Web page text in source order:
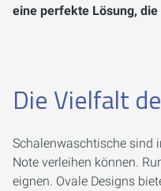
eine perfekte Lösung,
Die Vielfalt
Schalenwaschtische sind
Note verleihen können.
eignen. Ovale Designs